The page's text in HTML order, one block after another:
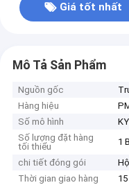
Giá tốt nhất
Mô Tả Sản Phẩm
Nguồn gốc
Hàng hiệu
Số mô hình
Số lượng đặt hàng
tối thiểu
1
chi tiết đóng gói
Thời gian giao hàng